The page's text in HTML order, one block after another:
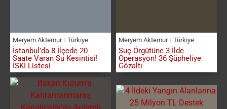
Meryem Aktemur Türkiye
İstanbul’da 8 İlçede 20
Saate Varan Su Kesintisi!
İSKİ Listesi
Meryem Aktemur Türkiye
Suç Örgütüne 3 İlde
Operasyon! 36 Şüpheliye
Gözaltı